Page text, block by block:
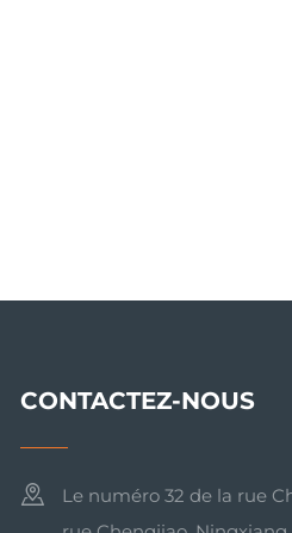
CONTACTEZ-NOUS
Le numéro 32 de la rue